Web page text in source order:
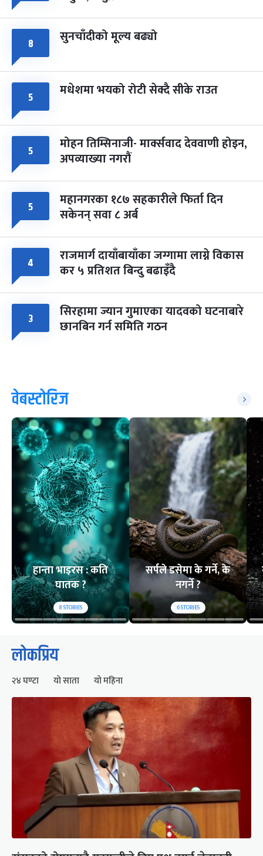
८ सुनचाँदीको मूल्य बढ्यो
५ मधेशमा भयको रोटी सेक्दै सीके राउत
५ मोहन तिम्सिनाजी- मार्क्सवाद देववाणी होइन,
अपव्याख्या नगरौं
५ महानगरका १८७ सहकारीले फिर्ता दिन
सकेनन् सवा ८ अर्ब
४ राजमार्ग दायाँबायाँका जग्गामा लाग्ने विकास
कर ५ प्रतिशत बिन्दु बढाइँदै
३ सिरहामा ज्यान गुमाएका यादवको घटनाबारे
छानबिन गर्न समिति गठन
वेबस्टोरिज
हान्ता भाइरस : कति
घातक ?
8STORIES
सर्पले डसेमा के गर्ने, के
नगर्ने ?
6STORIES
लोकप्रिय
२४ घण्टा यो साता यो महिना